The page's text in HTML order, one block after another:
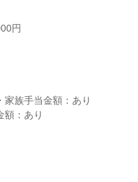
円
族手当金額：あり
額：あり